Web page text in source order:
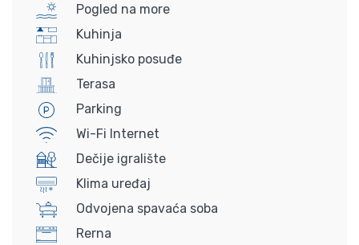
Pogled na more
Kuhinja
Kuhinjsko posuđe
Terasa
Parking
Wi-Fi Internet
Dečije igralište
Klima uređaj
Odvojena spavaća soba
Rerna